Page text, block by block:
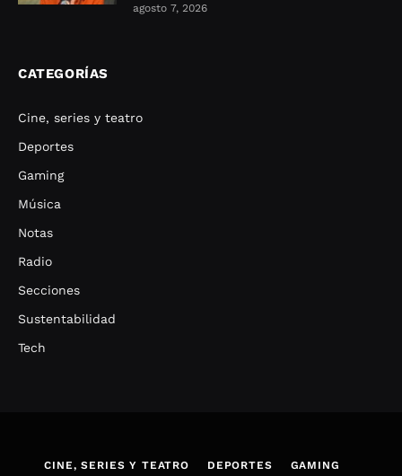
agosto 7, 2026
CATEGORÍAS
Cine, series y teatro
Deportes
Gaming
Música
Notas
Radio
Secciones
Sustentabilidad
Tech
CINE, SERIES Y TEATRO DEPORTES GAMING